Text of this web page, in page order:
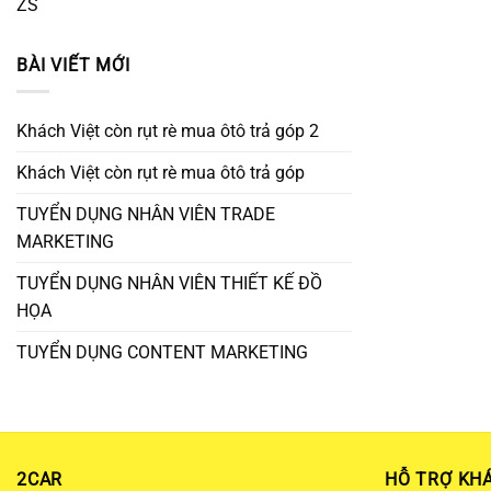
ZS
BÀI VIẾT MỚI
Khách Việt còn rụt rè mua ôtô trả góp 2
Khách Việt còn rụt rè mua ôtô trả góp
TUYỂN DỤNG NHÂN VIÊN TRADE
MARKETING
TUYỂN DỤNG NHÂN VIÊN THIẾT KẾ ĐỒ
HỌA
TUYỂN DỤNG CONTENT MARKETING
2CAR HỖ TRỢ